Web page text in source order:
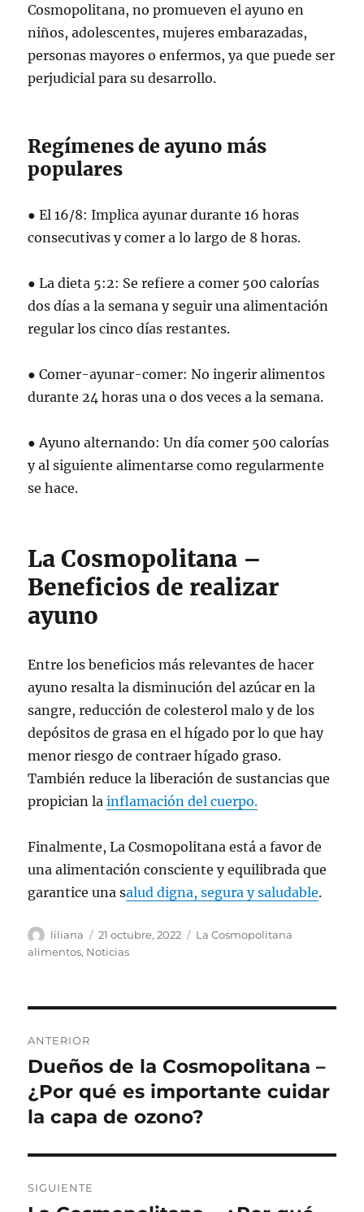
Cosmopolitana, no promueven el ayuno en
niños, adolescentes, mujeres embarazadas,
personas mayores o enfermos, ya que puede ser
perjudicial para su desarrollo.
Regímenes de ayuno más
populares
● El 16/8: Implica ayunar durante 16 horas
consecutivas y comer a lo largo de 8 horas.
● La dieta 5:2: Se refiere a comer 500 calorías
dos días a la semana y seguir una alimentación
regular los cinco días restantes.
● Comer-ayunar-comer: No ingerir alimentos
durante 24 horas una o dos veces a la semana.
● Ayuno alternando: Un día comer 500 calorías
y al siguiente alimentarse como regularmente
se hace.
La Cosmopolitana –
Beneficios de realizar
ayuno
Entre los beneficios más relevantes de hacer
ayuno resalta la disminución del azúcar en la
sangre, reducción de colesterol malo y de los
depósitos de grasa en el hígado por lo que hay
menor riesgo de contraer hígado graso.
También reduce la liberación de sustancias que
propician lainflamación del cuerpo.
Finalmente, La Cosmopolitana está a favor de
una alimentación consciente y equilibrada que
garantice una salud digna, segura y saludable.
Autor
liliana
Publicado
el
21 octubre, 2022 Categorías
La Cosmopolitana
alimentos, Noticias
de
entradas
ANTERIOR
Entrada
anterior:
Dueños de la Cosmopolitana –
¿Por qué es importante cuidar
la capa de ozono?
SIGUIENTE